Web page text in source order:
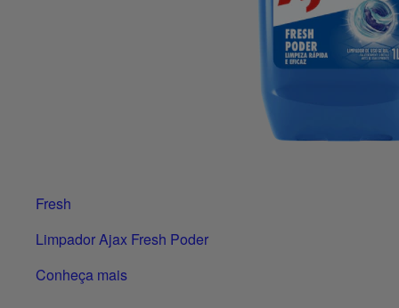
Fresh
Limpador Ajax Fresh Poder
Conheça mais